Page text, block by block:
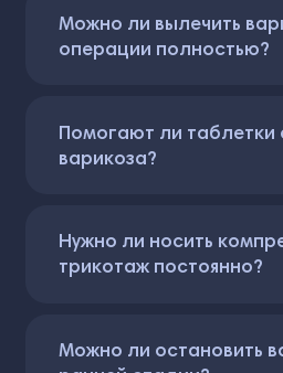
Можно ли вылечить
операции полностью?
Помогают ли таблетки
варикоза?
Нужно ли носить
трикотаж постоянно?
Можно ли остановить